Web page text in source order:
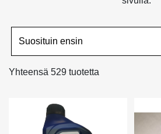
Yhteensä 529 tuotetta